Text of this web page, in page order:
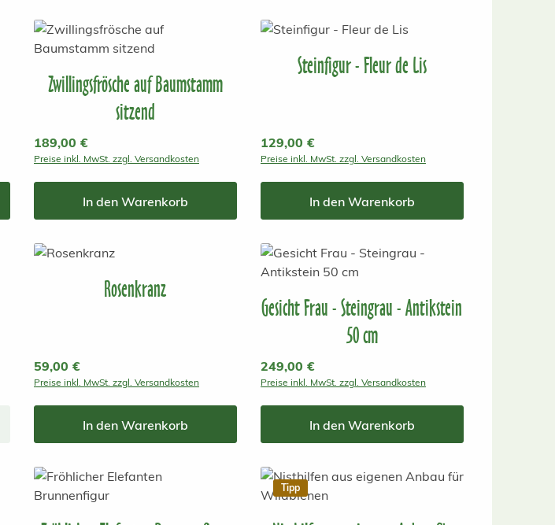
Zwillingsfrösche auf Baumstamm
sitzend
Regulärer Preis:
189,00 €
Preise inkl. MwSt. zzgl. Versandkosten
In den Warenkorb
Steinfigur - Fleur de Lis
Regulärer Preis:
129,00 €
Preise inkl. MwSt. zzgl. Versandkosten
In den Warenkorb
Rosenkranz
Regulärer Preis:
59,00 €
Preise inkl. MwSt. zzgl. Versandkosten
In den Warenkorb
Gesicht Frau - Steingrau - Antikstein
50 cm
Regulärer Preis:
249,00 €
Preise inkl. MwSt. zzgl. Versandkosten
In den Warenkorb
Tipp